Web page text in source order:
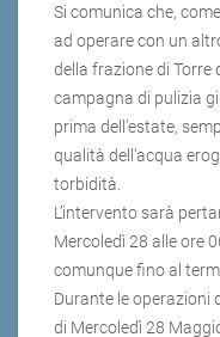
Si comunica che,
ad operare con un
della frazione di Torre
campagna di pulizia
prima dell’estate,
qualità dell'acqua
torbidità.
L’intervento sarà
Mercoledì 28 alle ore
comunque fino al
Durante le operazioni
di Mercoledì 28